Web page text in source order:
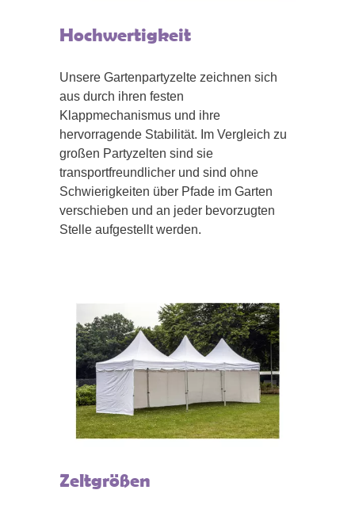
Hochwertigkeit
Unsere Gartenpartyzelte zeichnen sich
aus durch ihren festen
Klappmechanismus und ihre
hervorragende Stabilität. Im Vergleich zu
großen Partyzelten sind sie
transportfreundlicher und sind ohne
Schwierigkeiten über Pfade im Garten
verschieben und an jeder bevorzugten
Stelle aufgestellt werden.
Zeltgrößen